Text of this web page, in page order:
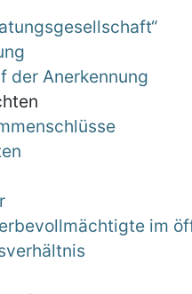
der Anerkennung
im